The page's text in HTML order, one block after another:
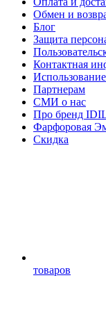
Обмен и
Блог
Защита
Контактная
Партнерам
СМИ о нас
Про бренд
Фарфоровая
Скидка
товаров